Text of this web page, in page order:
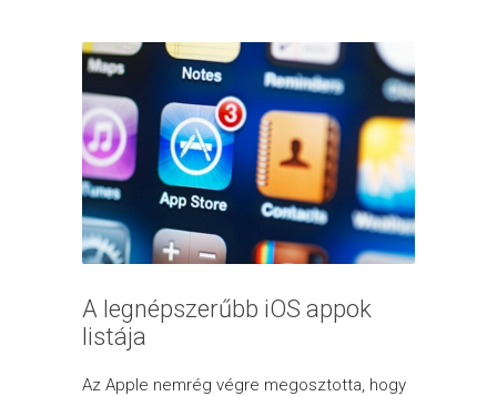
A legnépszerűbb iOS appok
listája
Az Apple nemrég végre megosztotta, hogy